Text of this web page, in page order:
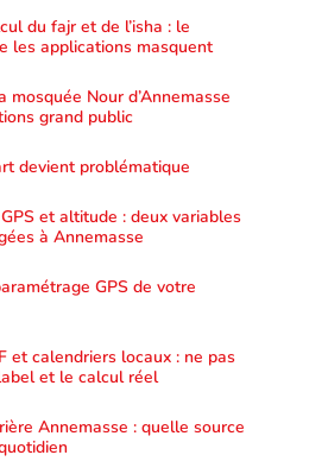
du fajr et de l’isha : le
les applications masquent
mosquée Nour d’Annemasse
grand public
devient problématique
et altitude : deux variables
à Annemasse
GPS de votre
et calendriers locaux : ne pas
et le calcul réel
Annemasse : quelle source